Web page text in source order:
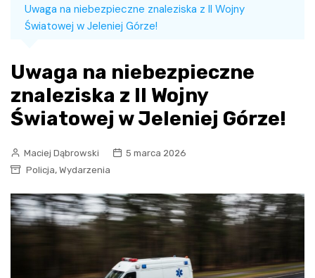
Uwaga na niebezpieczne znaleziska z II Wojny
Światowej w Jeleniej Górze!
Uwaga na niebezpieczne
znaleziska z II Wojny
Światowej w Jeleniej Górze!
Maciej Dąbrowski
5 marca 2026
Policja, Wydarzenia